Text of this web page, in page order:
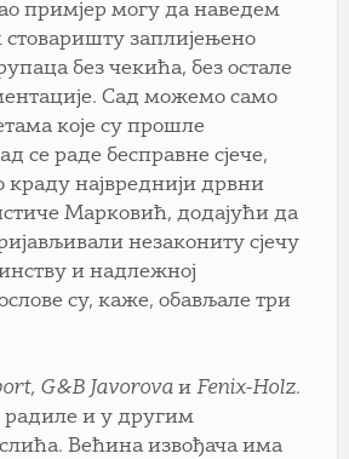
примјер могу да наведем
стоваришту заплијењено
без чекића, без остале
Сад можемо само
које су прошле
се раде бесправне сјече,
краду највреднији дрвни
Марковић, додајући да
незакониту сјечу
и надлежној
су, каже, обављале три
G&B Javorova и Fenix-Holz.
и у другим
Већина извођача има